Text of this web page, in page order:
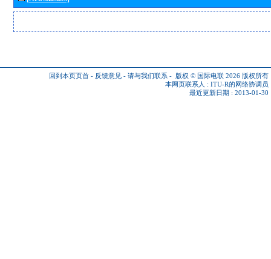
回到本页页首 - 反馈意见 - 请与我们联系 - 版权 © 国际电联 2026 版权所有
本网页联系人 : ITU-R的网络协调员
最近更新日期 : 2013-01-30